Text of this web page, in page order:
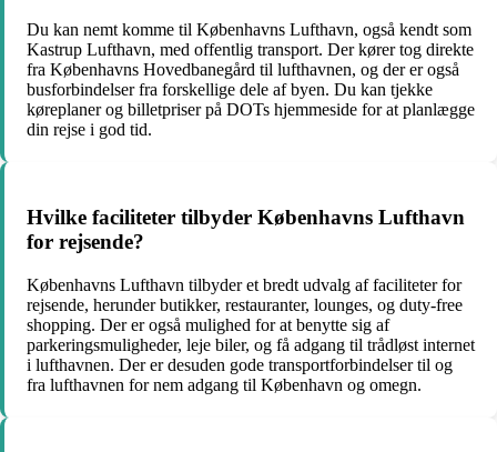
Du kan nemt komme til Københavns Lufthavn, også kendt som
Kastrup Lufthavn, med offentlig transport. Der kører tog direkte
fra Københavns Hovedbanegård til lufthavnen, og der er også
busforbindelser fra forskellige dele af byen. Du kan tjekke
køreplaner og billetpriser på DOTs hjemmeside for at planlægge
din rejse i god tid.
Hvilke faciliteter tilbyder Københavns Lufthavn
for rejsende?
Københavns Lufthavn tilbyder et bredt udvalg af faciliteter for
rejsende, herunder butikker, restauranter, lounges, og duty-free
shopping. Der er også mulighed for at benytte sig af
parkeringsmuligheder, leje biler, og få adgang til trådløst internet
i lufthavnen. Der er desuden gode transportforbindelser til og
fra lufthavnen for nem adgang til København og omegn.